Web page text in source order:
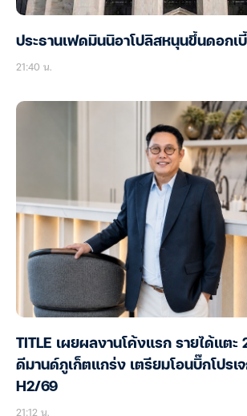
ประธานเฟดมินนิอาโปลิสหนุนขึ้นดอกเ
21:40 น.
TITLE เผยผลงานโค้งแรก รายได้แตะ
ดีมานด์ภูเก็ตแกร่ง เตรียมโอนบิ๊กโปรเ
H2/69
21:12 น.